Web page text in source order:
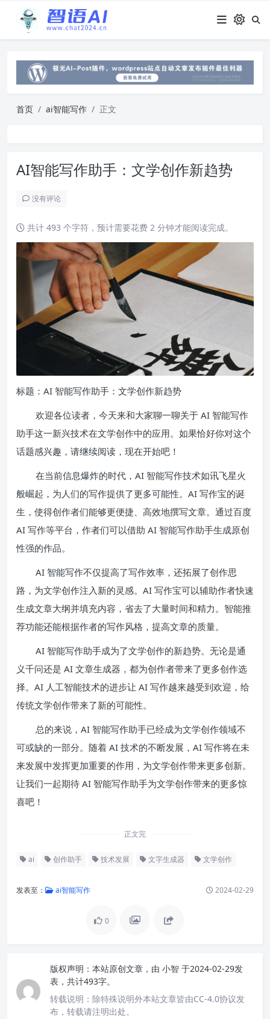
首页 ai智能写作 正文
AI智能写作助手：文学创作新趋势
没有评论
共计 493 个字符，预计需要花费 2 分钟才能阅读完成。
标题：AI 智能写作助手：文学创作新趋势
欢迎各位读者，今天来和大家聊一聊关于 AI 智能写作
助手这一新兴技术在文学创作中的应用。如果恰好你对这个
话题感兴趣，请继续阅读，现在开始吧！
在当前信息爆炸的时代，AI 智能写作技术如讯飞星火
般崛起，为人们的写作提供了更多可能性。AI 写作宝的诞
生，使得创作者们能够更便捷、高效地撰写文章。通过百度
AI 写作等平台，作者们可以借助 AI 智能写作助手生成原创
性强的作品。
AI 智能写作不仅提高了写作效率，还拓展了创作思
路，为文学创作注入新的灵感。AI 写作宝可以辅助作者快速
生成文章大纲并填充内容，省去了大量时间和精力。智能推
荐功能还能根据作者的写作风格，提高文章的质量。
AI 智能写作助手成为了文学创作的新趋势。无论是通
义千问还是 AI 文章生成器，都为创作者带来了更多创作选
择。AI 人工智能技术的进步让 AI 写作越来越受到欢迎，给
传统文学创作带来了新的可能性。
总的来说，AI 智能写作助手已经成为文学创作领域不
可或缺的一部分。随着 AI 技术的不断发展，AI 写作将在未
来发展中发挥更加重要的作用，为文学创作带来更多创新。
让我们一起期待 AI 智能写作助手为文学创作带来的更多惊
喜吧！
正文完
ai 创作助手 技术发展 文字生成器 文学创作
发表至： ai智能写作 2024-02-29
0
版权声明： 本站原创文章，由 小智 于2024-02-29发
表，共计493字。
转载说明： 除特殊说明外本站文章皆由CC-4.0协议发
布，转载请注明出处。